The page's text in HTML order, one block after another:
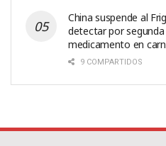
China suspende al
detectar por
medicamento en
9 COMPARTIDOS